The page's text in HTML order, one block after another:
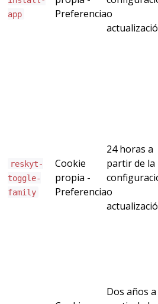
app
Preferenciao
reskyt-
toggle-
family
Cookie
propia -
Preferencia
24 horas a
partir de la
o
Dos años a